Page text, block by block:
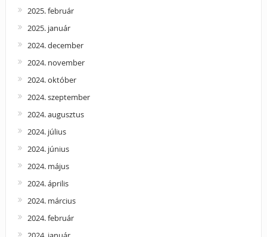
2025. február
2025. január
2024. december
2024. november
2024. október
2024. szeptember
2024. augusztus
2024. július
2024. június
2024. május
2024. április
2024. március
2024. február